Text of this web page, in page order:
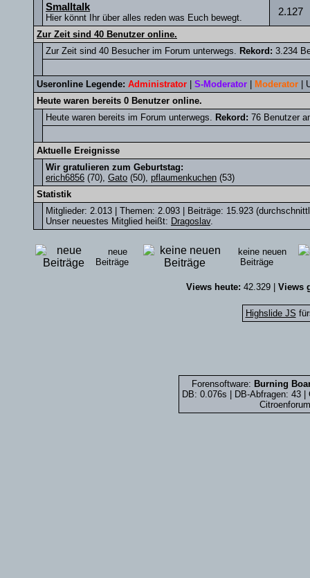
Smalltalk
Hier könnt Ihr über alles reden was Euch bewegt.
2.127
Zur Zeit sind 40 Benutzer online.
Zur Zeit sind 40 Besucher im Forum unterwegs. Rekord: 3.234
Useronline Legende: Administrator S-Moderator Moderator
Heute waren bereits 0 Benutzer online.
Heute waren bereits im Forum unterwegs. Rekord: 76 Benutzer
Aktuelle Ereignisse
Wir gratulieren zum Geburtstag:
erich6856 (70), Gato (50), pflaumenkuchen (53)
Statistik
Mitglieder: 2.013 | Themen: 2.093 | Beiträge: 15.923
Unser neuestes Mitglied heißt: Dragoslav.
neue
Beiträge
keine neuen
Beiträge
Views heute: 42.329 | Views
Highslide JS
Forensoftware: Burning
DB: 0.076s | DB-Abfragen: 43